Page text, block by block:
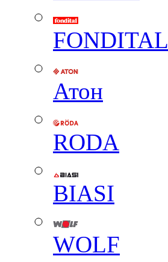
FONDITAL
Атон
RODA
BIASI
WOLF